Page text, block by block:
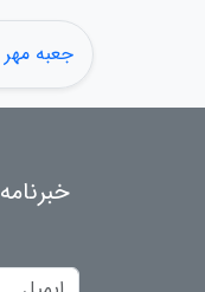
جعبه مهر
خبرنامه